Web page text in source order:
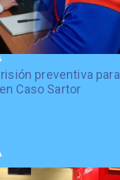
preventiva para
Caso Sartor